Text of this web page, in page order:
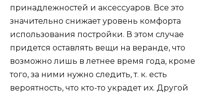
принадлежностей и аксессуаров. Все это
значительно снижает уровень комфорта
использования постройки. В этом случае
придется оставлять вещи на веранде, что
возможно лишь в летнее время года, кроме
того, за ними нужно следить, т. к. есть
вероятность, что кто-то украдет их. Другой